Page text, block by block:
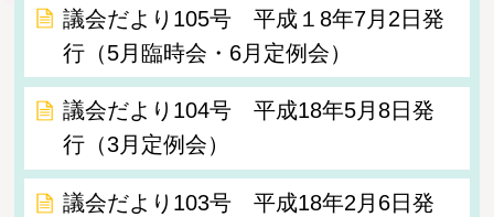
議会だより105号 平成１8年7月2日発
行（5月臨時会・6月定例会）
議会だより104号 平成18年5月8日発
行（3月定例会）
議会だより103号 平成18年2月6日発